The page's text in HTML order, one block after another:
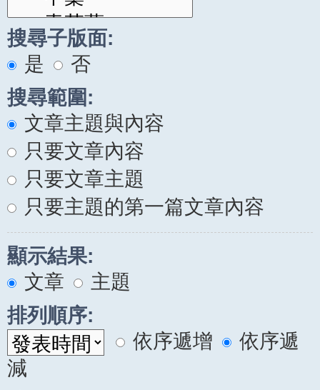
搜尋子版面:
是
否
搜尋範圍:
文章主題與內容
只要文章內容
只要文章主題
只要主題的第一篇文章內容
顯示結果:
文章
主題
排列順序:
依序遞增
依序遞
減